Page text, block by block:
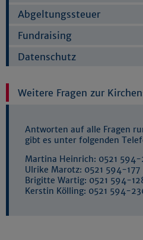
Abgeltungssteuer
Fundraising
Datenschutz
Weitere Fragen zur
Antworten auf alle Fragen
gibt es unter folgenden
Martina Heinrich: 0521 594-
Ulrike Marotz: 0521 594-177
Brigitte Wartig: 0521 594-
Kerstin Kölling: 0521 594-